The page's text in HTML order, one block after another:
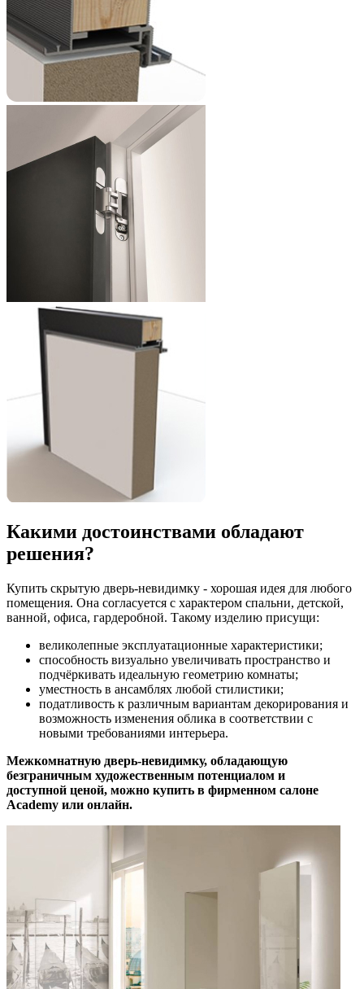
Какими достоинствами обладают
решения?
Купить скрытую дверь-невидимку - хорошая идея для любого
помещения. Она согласуется с характером спальни, детской,
ванной, офиса, гардеробной. Такому изделию присущи:
великолепные эксплуатационные характеристики;
способность визуально увеличивать пространство и
подчёркивать идеальную геометрию комнаты;
уместность в ансамблях любой стилистики;
податливость к различным вариантам декорирования и
возможность изменения облика в соответствии с
новыми требованиями интерьера.
Межкомнатную дверь-невидимку, обладающую
безграничным художественным потенциалом и
доступной ценой, можно купить в фирменном салоне
Academy или онлайн.